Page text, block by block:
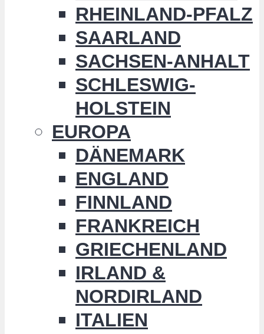
RHEINLAND-PFALZ
SAARLAND
SACHSEN-ANHALT
SCHLESWIG-
HOLSTEIN
EUROPA
DÄNEMARK
ENGLAND
FINNLAND
FRANKREICH
GRIECHENLAND
IRLAND &
NORDIRLAND
ITALIEN